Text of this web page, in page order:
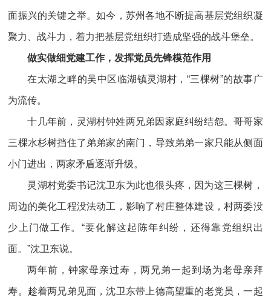
面振兴的关键之举。如今，苏州各地不断提高基层党组织凝
聚力、战斗力，着力把基层党组织打造成坚强的战斗堡垒。
做实做细党建工作，发挥党员先锋模范作用
在太湖之畔的吴中区临湖镇灵湖村，“三棵树”的故事广
为流传。
十几年前，灵湖村钟姓两兄弟因家庭纠纷结怨。哥哥家
三棵水杉树挡住了弟弟家的南门，导致弟弟一家只能从侧面
小门进出，两家矛盾逐渐升级。
灵湖村党委书记沈卫东为此也很头疼，因为这三棵树，
周边的美化工程没法动工，影响了村庄整体建设，村两委没
少上门做工作。“要化解这起陈年纠纷，还得靠党组织出
面。”沈卫东说。
两年前，钟家母亲过寿，两兄弟一起到场为老母亲拜
寿。趁着两兄弟见面，沈卫东带上德高望重的老党员，一起